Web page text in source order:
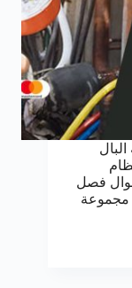
طوال فصل
مجموعة